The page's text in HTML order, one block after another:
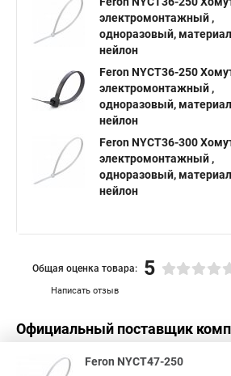
электромонтажный ,
одноразовый,
нейлон
Feron NYCT36-250
электромонтажный ,
одноразовый,
нейлон
Feron NYCT36-300
электромонтажный ,
одноразовый,
нейлон
Написать отзыв
Общая оценка товара: 5
Официальный поставщик
Feron NYCT47-250